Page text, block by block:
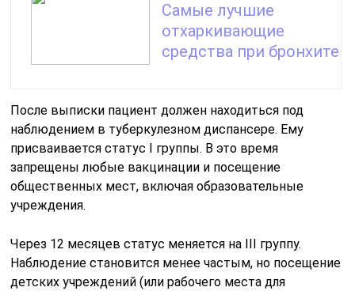
Самые лучшие
отхаркивающие
средства при бронхите
После выписки пациент должен находиться под
наблюдением в туберкулезном диспансере. Ему
присваивается статус I группы. В это время
запрещены любые вакцинации и посещение
общественных мест, включая образовательные
учреждения.
Через 12 месяцев статус меняется на III группу.
Наблюдение становится менее частым, но посещение
детских учреждений (или рабочего места для